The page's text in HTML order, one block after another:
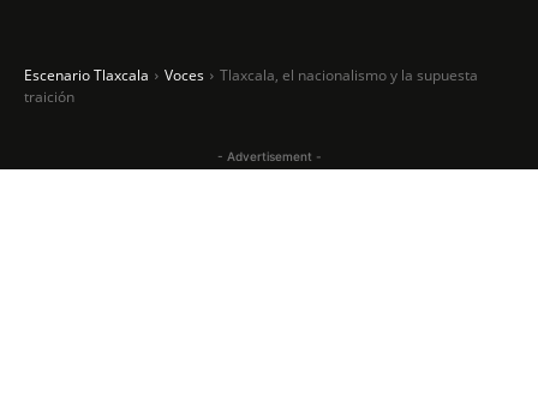
Escenario Tlaxcala Voces
Tlaxcala, el nacionalismo y la supuesta
traición
- Advertisement -